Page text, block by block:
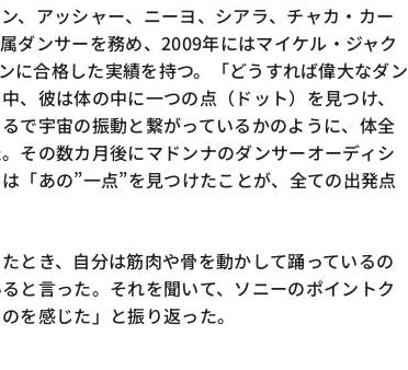
、アッシャー、ニーヨ、シアラ、チャカ・カー
ダンサーを務め、2009年にはマイケル・ジャク
に合格した実績を持つ。「どうすれば偉大なダン
、彼は体の中に一つの点（ドット）を見つけ、
で宇宙の振動と繋がっているかのように、体全
その数カ月後にマドンナのダンサーオーディシ
「あの”一点”を見つけたことが、全ての出発点
とき、自分は筋肉や骨を動かして踊っているの
と言った。それを聞いて、ソニーのポイントク
を感じた」と振り返った。